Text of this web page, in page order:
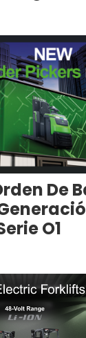
De
O1